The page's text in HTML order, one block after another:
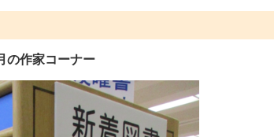
家コーナー